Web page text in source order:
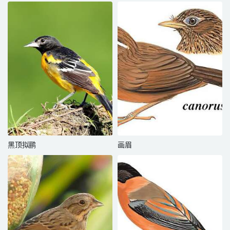
黑顶拟鹂 画眉